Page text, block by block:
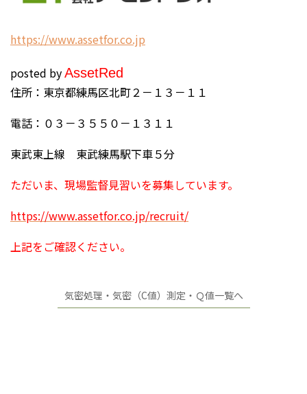
https://www.assetfor.co.jp
posted byAssetRed
住所：東京都練馬区北町２－１３－１１
電話：０３－３５５０－１３１１
東武東上線 東武練馬駅下車５分
ただいま、現場監督見習いを募集しています。
https://www.assetfor.co.jp/recruit/
上記をご確認ください。
気密処理・気密（C値）測定・Ｑ値一覧へ